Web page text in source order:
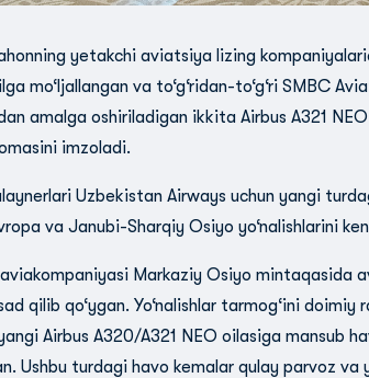
yetakchi aviatsiya lizing
mo‘ljallangan va to‘g‘ridan-to‘g‘ri SMBC
amalga oshiriladigan ikkita Airbus A321
imzoladi.
Uzbekistan Airways uchun yangi
va Janubi-Sharqiy Osiyo yo‘nalishlarini
Markaziy Osiyo mintaqasida
qilib qo‘ygan. Yo‘nalishlar tarmog‘ini
Airbus A320/A321 NEO oilasiga mansub
Ushbu turdagi havo kemalar qulay parvoz va